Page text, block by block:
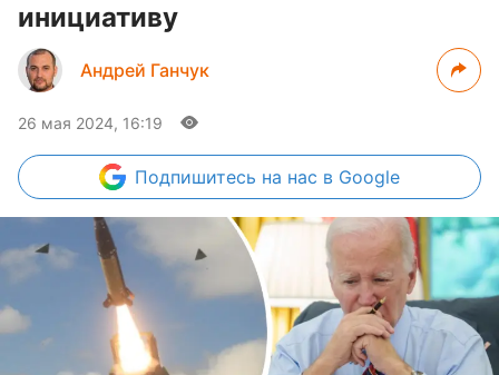
инициативу
Андрей Ганчук
26 мая 2024, 16:19
Подпишитесь на нас в Google